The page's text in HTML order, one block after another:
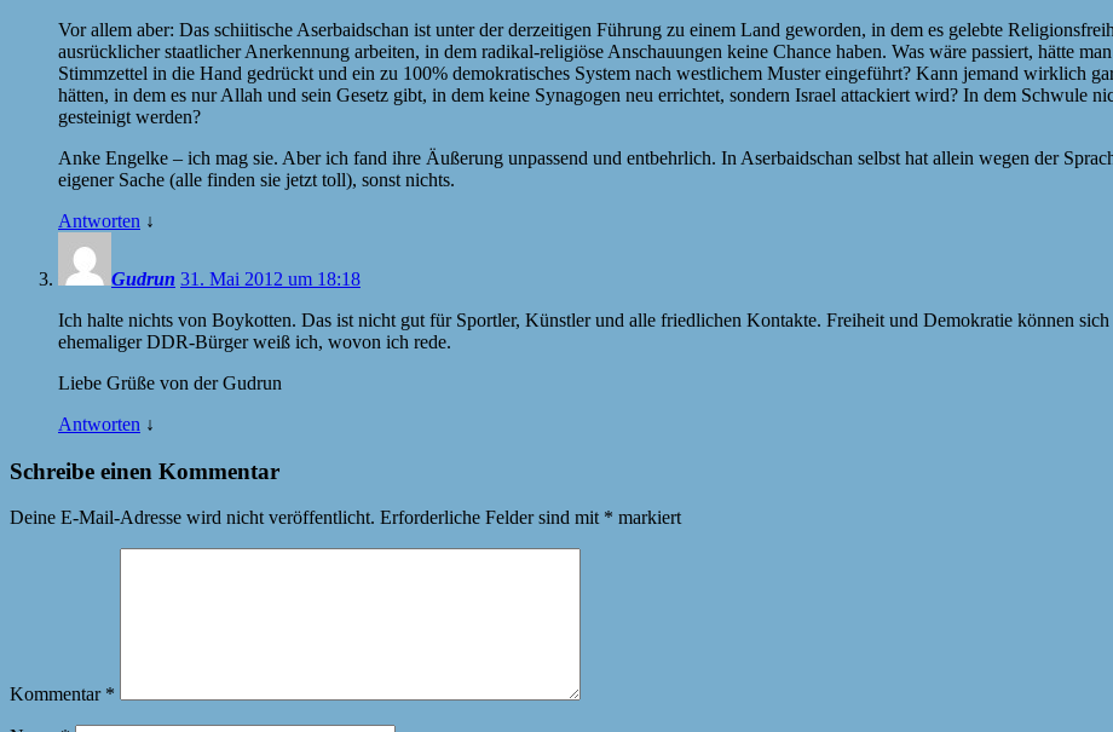
Vor allem aber: Das schiitische Aserbaidschan ist unter der derzeitigen Führung zu einem Land geworden, in dem es gelebte
ausrücklicher staatlicher Anerkennung arbeiten, in dem radikal-religiöse Anschauungen keine Chance haben. Was wäre passiert, hätte
Stimmzettel in die Hand gedrückt und ein zu 100% demokratisches System nach westlichem Muster eingeführt? Kann jemand wirklich
hätten, in dem es nur Allah und sein Gesetz gibt, in dem keine Synagogen neu errichtet, sondern Israel attackiert wird? In dem Schwule
gesteinigt werden?
Anke Engelke – ich mag sie. Aber ich fand ihre Äußerung unpassend und entbehrlich. In Aserbaidschan selbst hat allein wegen der
eigener Sache (alle finden sie jetzt toll), sonst nichts.
Antworten ↓
Gudrun 31. Mai 2012 um 18:18
Ich halte nichts von Boykotten. Das ist nicht gut für Sportler, Künstler und alle friedlichen Kontakte. Freiheit und Demokratie können
ehemaligerDDR-Bürger weiß ich, wovon ich rede.
Liebe Grüße von der Gudrun
Antworten ↓
Schreibe einen Kommentar
Deine E-Mail-Adresse wird nicht veröffentlicht. Erforderliche Felder sind mit * markiert
Kommentar *